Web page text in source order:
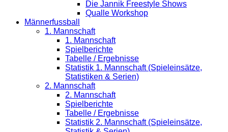
Die Jannik Freestyle Shows
Qualle Workshop
Männerfussball
1. Mannschaft
1. Mannschaft
Spielberichte
Tabelle / Ergebnisse
Statistik 1. Mannschaft (Spieleinsätze,
Statistiken & Serien)
2. Mannschaft
2. Mannschaft
Spielberichte
Tabelle / Ergebnisse
Statistik 2. Mannschaft (Spieleinsätze,